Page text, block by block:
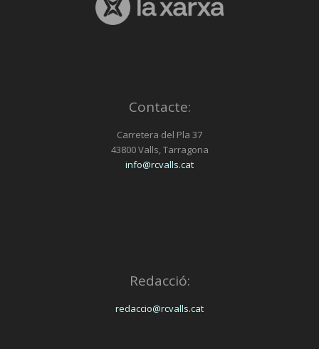
Contacte:
Carretera del Pla 37
43800 Valls, Tarragona
info@rcvalls.cat
Redacció:
redaccio@rcvalls.cat